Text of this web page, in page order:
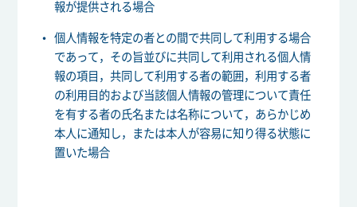
報が提供される場合
個人情報を特定の者との間で共同して利用する場合
であって，その旨並びに共同して利用される個人情
報の項目，共同して利用する者の範囲，利用する者
の利用目的および当該個人情報の管理について責任
を有する者の氏名または名称について，あらかじめ
本人に通知し，または本人が容易に知り得る状態に
置いた場合